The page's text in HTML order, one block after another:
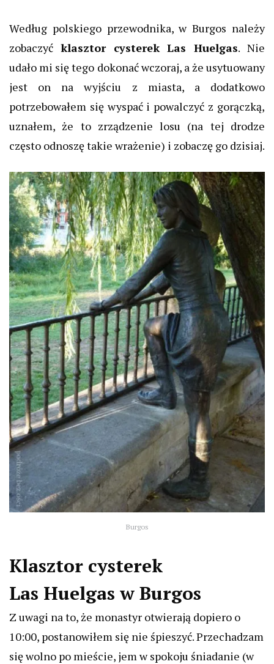
Według polskiego przewodnika, w Burgos należy
zobaczyć klasztor cysterek LasHuelgas.Nie
udało mi się tego dokonaćwczoraj, a że usytuowany
jest on na wyjściu z miasta, a dodatkowo
potrzebowałem się wyspać i powalczyć z gorączką,
uznałem, że to zrządzenie losu (na tej drodze
często odnoszę takie wrażenie) i zobaczę go dzisiaj.
Burgos
Klasztor cysterek
Las Huelgas w Burgos
Z uwagi na to, że monastyr otwierają dopiero o
10:00, postanowiłem się nie śpieszyć.Przechadzam
się wolno po mieście, jem w spokoju śniadanie (w